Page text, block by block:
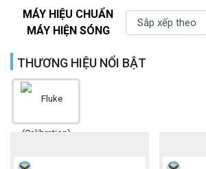
MÁY HIỆU CHUẨN
MÁY HIỆN SÓNG
THƯƠNG HIỆU NỔI BẬT